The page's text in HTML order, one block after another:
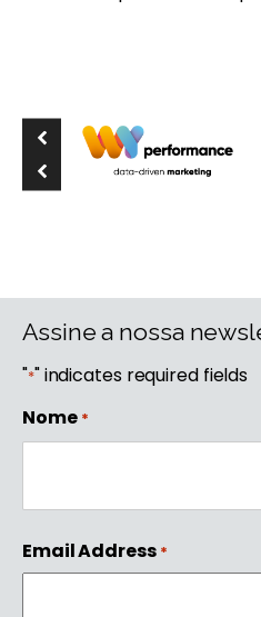
Assine a nossa
"*" indicates required fields
Nome *
Email Address *